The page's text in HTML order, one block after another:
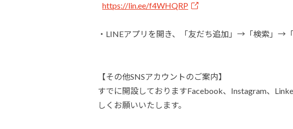
https://lin.ee/f4WHQRP
・LINEアプリを開き、「友だち追加」→「検索」→
【その他SNSアカウントのご案内】
すでに開設しておりますFacebook、Instagram、
しくお願いいたします。